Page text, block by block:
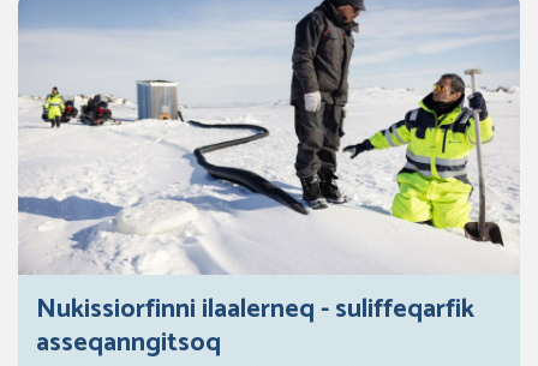
Nukissiorfinni ilaalerneq - suliffeqarfik
asseqanngitsoq